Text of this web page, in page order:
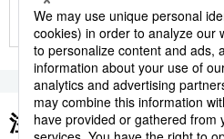
もっと見る
注目のキーワード